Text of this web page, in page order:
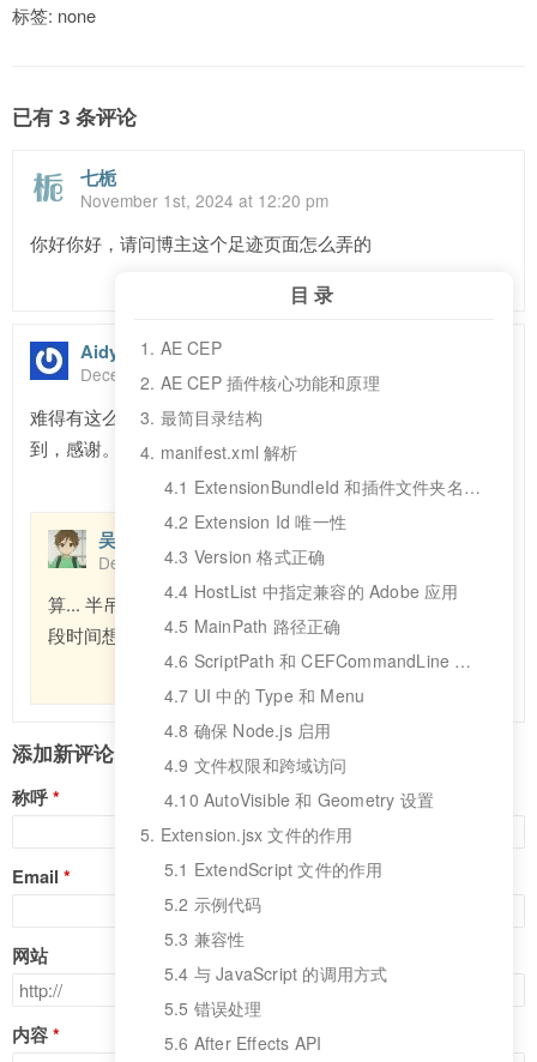
目录
1. AE CEP
2. AE CEP 插件核心功能和原理
3. 最简目录结构
4. manifest.xml 解析
4.1 ExtensionBundleId 和插件文件夹名称保持一致
4.2 Extension Id 唯一性
4.3 Version 格式正确
4.4 HostList 中指定兼容的 Adobe 应用
4.5 MainPath 路径正确
4.6 ScriptPath 和 CEFCommandLine 可选
4.7 UI 中的 Type 和 Menu
4.8 确保 Node.js 启用
4.9 文件权限和跨域访问
4.10 AutoVisible 和 Geometry 设置
5. Extension.jsx 文件的作用
5.1 ExtendScript 文件的作用
5.2 示例代码
5.3 兼容性
5.4 与 JavaScript 的调用方式
5.5 错误处理
5.6 After Effects API
标签: none
已有 3 条评论
七栀
November 1st, 2024 at 12:20 pm
你好你好，请问博主这个足迹页面怎么弄的
Aidy
December 26th, 2024 at 10:00 pm
难得有这么详细中文介绍，开发AI插件时搜到的，正好用
到，感谢。博主是工作用到CEP还是个人开发者？
回复
吴佳轶
December 31st, 2024 at 02:00 pm
算... 半吊子个人开发者吧，不是程序员，后期制作。前
段时间想自己开发 AE 插件，遇到了 CEP 的各种问题。
添加新评论
称呼
Email
网站
内容